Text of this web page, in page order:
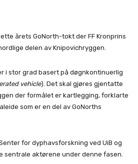
årets GoNorth-tokt der FF Kronprins
delen av Knipovichryggen.
i stor grad basert på døgnkontinuerlig
vehicle). Det skal gjøres gjentatte
der formålet er kartlegging, forklarte
som er en del av GoNorths
for dyphavsforskning ved UiB og
sentrale aktørene under denne fasen.